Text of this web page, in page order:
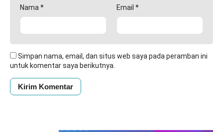
Nama * Email *
Simpan nama, email, dan situs web saya pada peramban ini
untuk komentar saya berikutnya.